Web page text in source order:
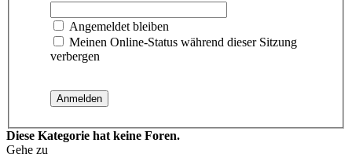
Angemeldet bleiben
Meinen Online-Status während dieser Sitzung
verbergen
Diese Kategorie hat keine Foren.
Gehe zu